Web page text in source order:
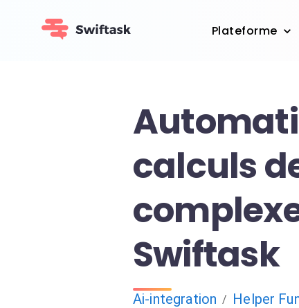
Plateforme
calculs
Swiftask
Ai-integration / Helper